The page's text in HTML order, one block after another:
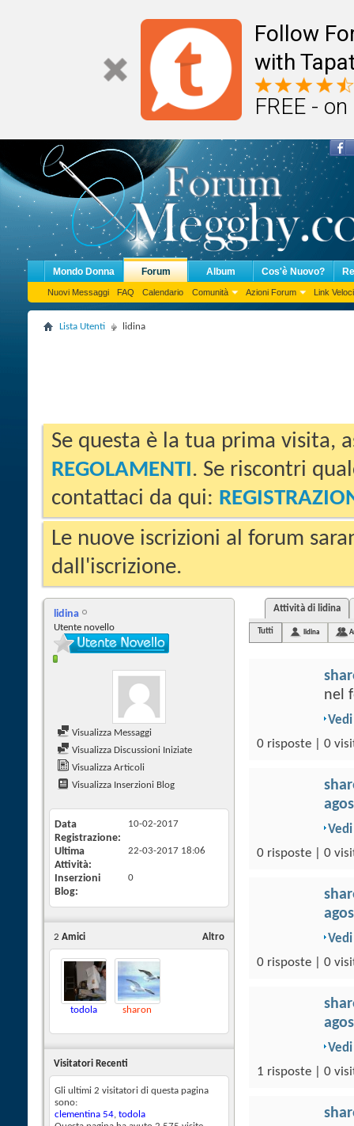
Follow
with
FREE -
Mondo Donna Forum
Nuovi Messaggi FAQ Calendario Comunità Azioni Forum Link Veloci
Album Cos'è Nuovo?
Lista Utenti lidina
Se questa è la tua prima visita,
REGOLAMENTI. Se riscontri
contattaci da qui:
Le nuove iscrizioni al forum
dall'iscrizione.
lidina
Utente novello
Visualizza Messaggi
Visualizza Discussioni Iniziate
Visualizza Articoli
Visualizza Inserzioni Blog
Data
Registrazione
10-02-2017
Ultima
Attività
22-03-2017 18:06
Inserzioni
Blog
0
Altro
2 Amici
todola sharon
Visitatori Recenti
Gli ultimi 2 visitatori di questa pagina
sono:
clementina 54, todola
Attività di lidina
Tutti lidina
nel
0 risposte | 0
0 risposte | 0
0 risposte | 0
1 risposte | 0